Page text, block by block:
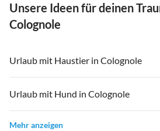
Unsere Ideen für deinen
Colognole
Urlaub mit Haustier in Colognole
Urlaub mit Hund in Colognole
Mehr anzeigen